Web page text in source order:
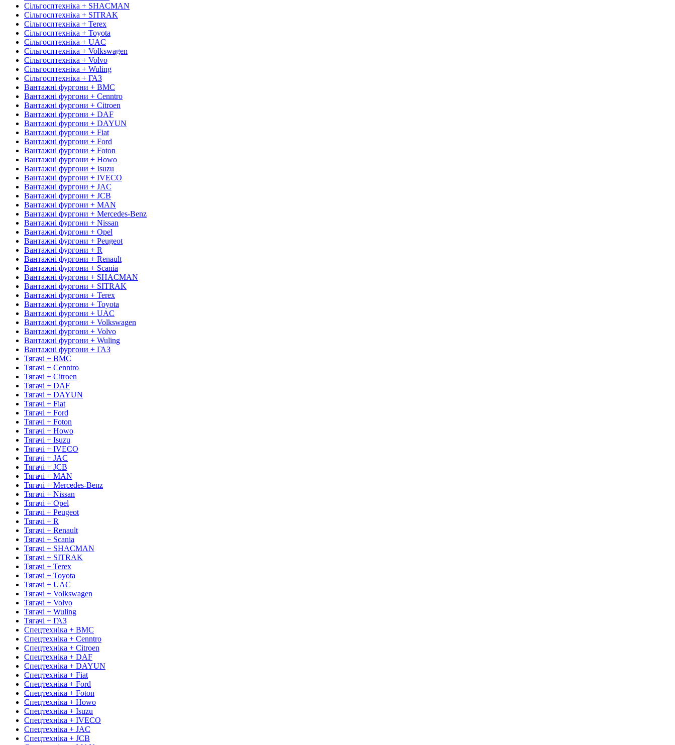
Сільгосптехніка + SHACMAN
Сільгосптехніка + SITRAK
Сільгосптехніка + Terex
Сільгосптехніка + Toyota
Сільгосптехніка + UAC
Сільгосптехніка + Volkswagen
Сільгосптехніка + Volvo
Сільгосптехніка + Wuling
Сільгосптехніка + ГАЗ
Вантажні фургони + BMC
Вантажні фургони + Cenntro
Вантажні фургони + Citroen
Вантажні фургони + DAF
Вантажні фургони + DAYUN
Вантажні фургони + Fiat
Вантажні фургони + Ford
Вантажні фургони + Foton
Вантажні фургони + Howo
Вантажні фургони + Isuzu
Вантажні фургони + IVECO
Вантажні фургони + JAC
Вантажні фургони + JCB
Вантажні фургони + MAN
Вантажні фургони + Mercedes-Benz
Вантажні фургони + Nissan
Вантажні фургони + Opel
Вантажні фургони + Peugeot
Вантажні фургони + R
Вантажні фургони + Renault
Вантажні фургони + Scania
Вантажні фургони + SHACMAN
Вантажні фургони + SITRAK
Вантажні фургони + Terex
Вантажні фургони + Toyota
Вантажні фургони + UAC
Вантажні фургони + Volkswagen
Вантажні фургони + Volvo
Вантажні фургони + Wuling
Вантажні фургони + ГАЗ
Тягачі + BMC
Тягачі + Cenntro
Тягачі + Citroen
Тягачі + DAF
Тягачі + DAYUN
Тягачі + Fiat
Тягачі + Ford
Тягачі + Foton
Тягачі + Howo
Тягачі + Isuzu
Тягачі + IVECO
Тягачі + JAC
Тягачі + JCB
Тягачі + MAN
Тягачі + Mercedes-Benz
Тягачі + Nissan
Тягачі + Opel
Тягачі + Peugeot
Тягачі + R
Тягачі + Renault
Тягачі + Scania
Тягачі + SHACMAN
Тягачі + SITRAK
Тягачі + Terex
Тягачі + Toyota
Тягачі + UAC
Тягачі + Volkswagen
Тягачі + Volvo
Тягачі + Wuling
Тягачі + ГАЗ
Спецтехніка + BMC
Спецтехніка + Cenntro
Спецтехніка + Citroen
Спецтехніка + DAF
Спецтехніка + DAYUN
Спецтехніка + Fiat
Спецтехніка + Ford
Спецтехніка + Foton
Спецтехніка + Howo
Спецтехніка + Isuzu
Спецтехніка + IVECO
Спецтехніка + JAC
Спецтехніка + JCB